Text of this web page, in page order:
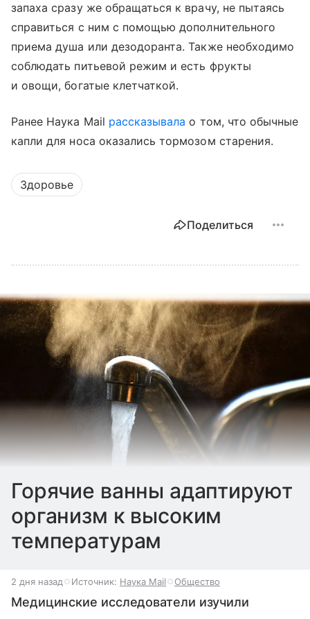
запаха сразу же обращаться к врачу, не пытаясь
справиться с ним с помощью дополнительного
приема душа или дезодоранта. Также необходимо
соблюдать питьевой режим и есть фрукты
и овощи, богатые клетчаткой.
Ранее Наука Mail рассказывала о том, что обычные
капли для носа оказались тормозом старения.
Здоровье
Поделиться
Горячие ванны адаптируют
организм к высоким
температурам
2 дня назад Источник: Наука Mail Общество
Медицинские исследователи изучили